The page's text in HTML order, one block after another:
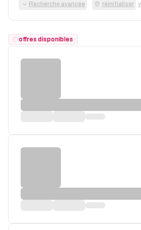
Recherche avancée réinitialiser
offres disponibles